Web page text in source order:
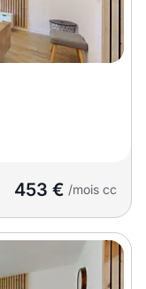
453 € /mois cc